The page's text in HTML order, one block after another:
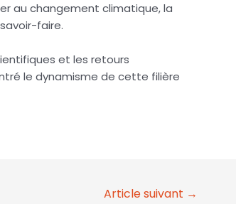
au changement climatique, la
faire.
et les retours
le dynamisme de cette filière
Article suivant →